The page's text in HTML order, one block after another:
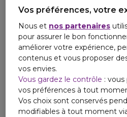
Vos préférences, votre
Nous et nos partenaires
pour assurer le bon
améliorer votre expérience,
contenus et vous proposer
vos envies.
Vous gardez le contrôle :
vos préférences à tout
Vos choix sont conservés
modifiables à tout moment